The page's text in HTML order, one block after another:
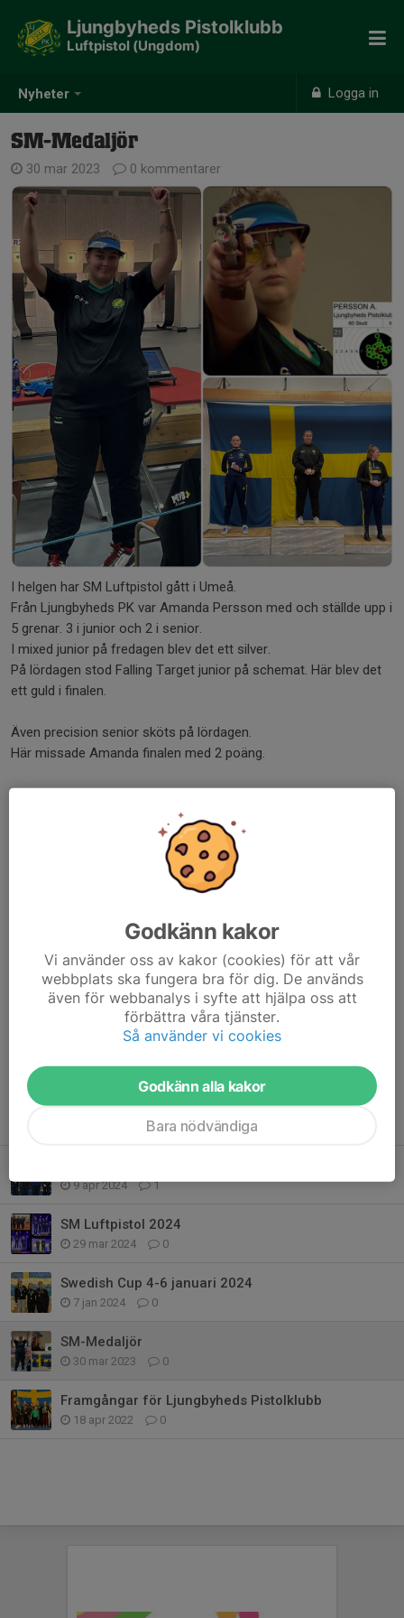
Nyheter Logga in
Ljungbyheds Pistolklubb
Luftpistol (Ungdom)
SM-Medaljör
30 mar 2023 0 kommentarer
I helgen har SM Luftpistol gått i Umeå.
Från Ljungbyheds PK var Amanda Persson med och ställde upp i
5 grenar. 3 i junior och 2 i senior.
I mixed junior på fredagen blev det ett silver.
På lördagen stod Falling Target junior på schemat. Här blev det
ett guld i finalen.
Även precision senior sköts på lördagen.
Här missade Amanda finalen med 2 poäng.
Söndagens skytte var precision junior och mixed senior.
Efter en skakig grundomgång lyckades Amanda hitta kraft i
finalen och där knipa guldet.
I mixed senior lyckades man ta sig till bronsmatch men där blev
motståndet lite svårt och en fjärde plats.
Totalt i juniorklass 2 guld och 1 silver.
9 apr 2024 1
SM Luftpistol 2024
29 mar 2024 0
Swedish Cup 4-6 januari 2024
7 jan 2024 0
SM-Medaljör
30 mar 2023 0
Framgångar för Ljungbyheds Pistolklubb
18 apr 2022 0
Godkänn kakor
Vi använder oss av kakor (cookies) för att vår
webbplats ska fungera bra för dig. De används
även för webbanalys i syfte att hjälpa oss att
förbättra våra tjänster.
Så använder vi cookies
Godkänn alla kakor
Bara nödvändiga